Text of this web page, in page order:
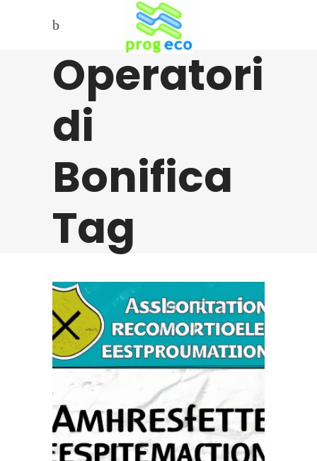
Operatori
di
Bonifica
Tag